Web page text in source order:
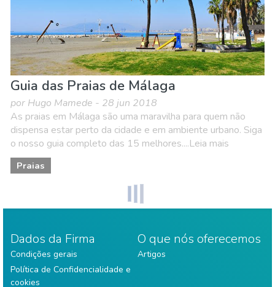
Guia das Praias de Málaga
por Hugo Mamede - 28 jun 2018
As praias em Málaga são uma maravilha para quem não
dispensa estar perto da cidade e em ambiente urbano. Siga
o nosso guia completo das 15 melhores....Leia mais
Praias
Dados da Firma
Condições gerais
Política de Confidencialidade e
cookies
O que nós oferecemos
Artigos